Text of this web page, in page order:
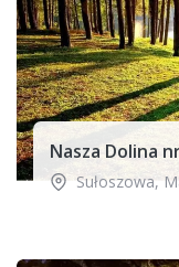
Nasza Dolina
Sułoszowa,